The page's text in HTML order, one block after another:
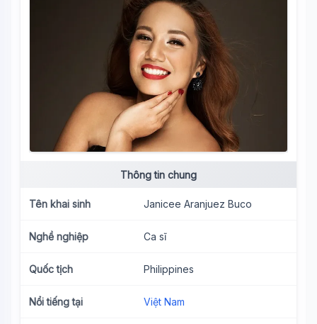
Thông tin chung
Tên khai sinh Janicee Aranjuez Buco
Nghề nghiệp Ca sĩ
Quốc tịch Philippines
Nổi tiếng tại Việt Nam